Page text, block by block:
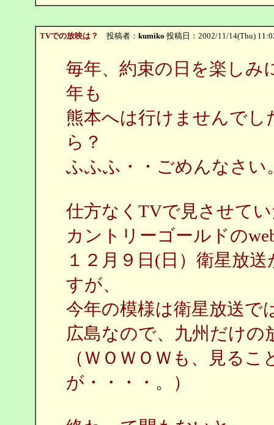
TVでの放映は？ 投稿者： kumiko 投稿日：2002/11/14(Thu)
毎年、約束の日を楽しみ
年も
熊本へは行けませんで
ら？
ふふふ・・ごめんなさい
仕方なくTVで見させて
カントリーゴールドの
１２月９日(日）衛星放
すが、
今年の模様は衛星放送で
広島なので、九州だけの
（ＷＯＷＯＷも、見る
が・・・・。）